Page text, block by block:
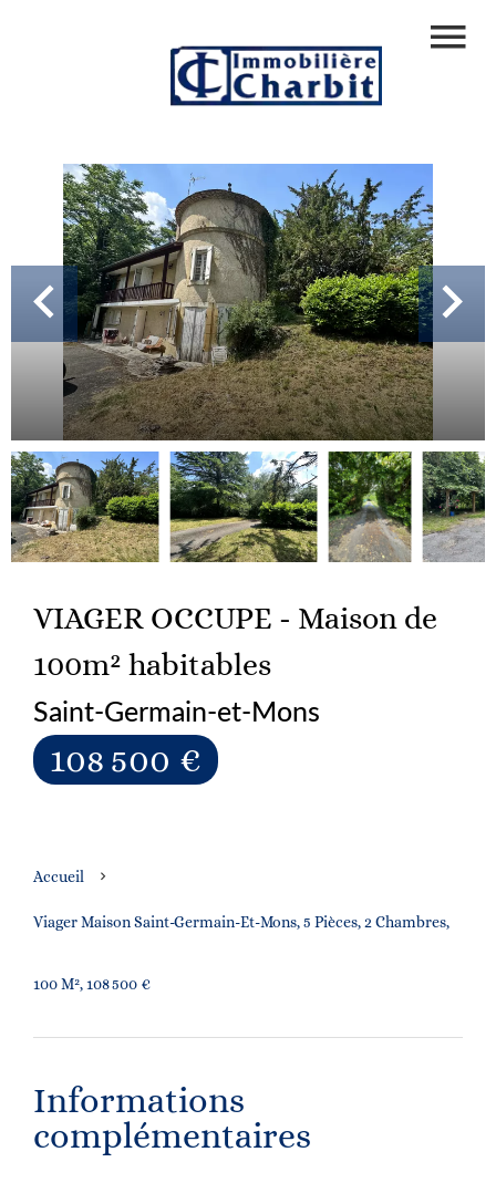
VIAGER OCCUPE - Maison de
100m² habitables
Saint-Germain-et-Mons
108 500 €
Accueil
Viager Maison Saint-Germain-Et-Mons, 5 Pièces, 2 Chambres,
100 M², 108 500 €
Informations
complémentaires